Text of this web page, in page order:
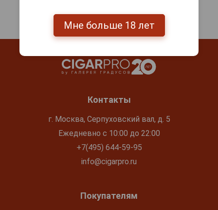
Контакты
г. Москва, Серпуховский вал, д. 5
Ежедневно с 10:00 до 22:00
+7(495) 644-59-95
info@cigarpro.ru
Покупателям
Мне больше 18 лет